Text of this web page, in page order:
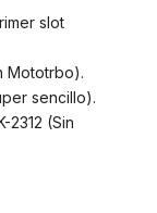
slot
Mototrbo).
sencillo).
2312 (Sin